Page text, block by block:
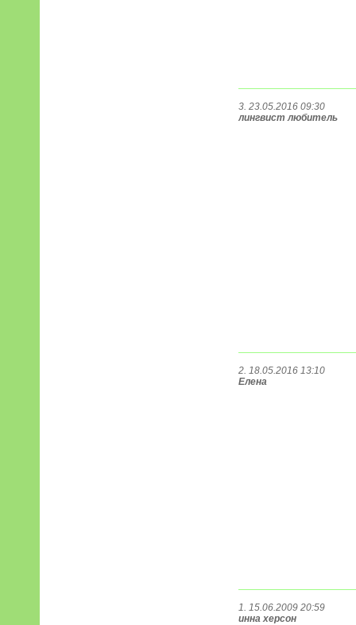
3. 23.05.2016 09:30
лингвист любитель
2. 18.05.2016 13:10
Елена
1. 15.06.2009 20:59
инна херсон